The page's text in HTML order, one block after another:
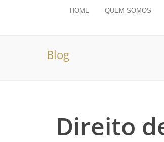
HOME QUEM SOMOS
Blog
Direito